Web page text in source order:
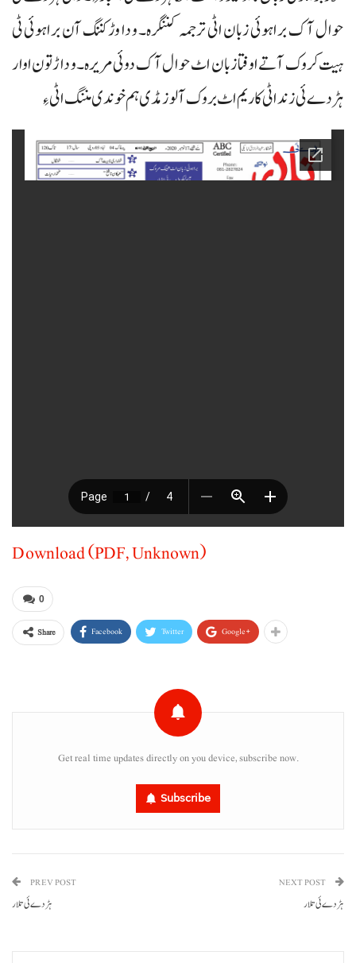
حوال آک براہوئی زبان اٹی ترجمہ کننگرہ۔ و دا وڑ کننگ آن براہوئی ٹی
ہیت کروک آتے اوفتا زبان اٹ حوال آک دوئی مریرہ۔ و داڑتون اوار
ہڑدے ئی زند اٹی کاریم اٹ بروک آ لوز مڈی ہم خوندی مننگ اٹی ءِ
Download (PDF, Unknown)
0
Share Facebook Twitter Google+
Get real time updates directly on you device, subscribe now.
Subscribe
PREV POST
ہڑدے ئی تلار
NEXT POST
ہڑدے ئی تلار